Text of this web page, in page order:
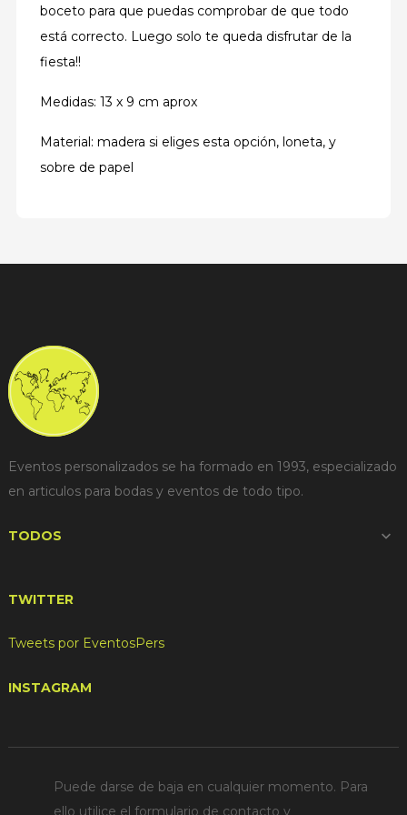
boceto para que puedas comprobar de que todo
está correcto. Luego solo te queda disfrutar de la
fiesta!!
Medidas: 13 x 9 cm aprox
Material: madera si eliges esta opción, loneta, y
sobre de papel
Eventos personalizados se ha formado en 1993, especializado
en articulos para bodas y eventos de todo tipo.
TODOS 
TWITTER
Tweets por EventosPers
INSTAGRAM
Puede darse de baja en cualquier momento. Para
ello utilice el formulario de contacto y